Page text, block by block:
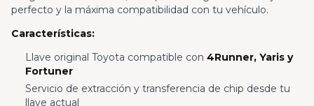
perfecto y la máxima compatibilidad con tu vehículo.
Características:
Llave original Toyota compatible con 4Runner, Yaris y
Fortuner
Servicio de extracción y transferencia de chip desde tu
llave actual